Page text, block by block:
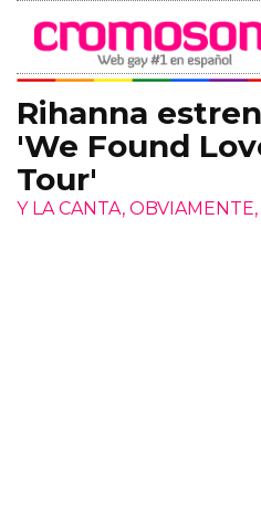
Rihanna
'We Found
Tour'
Y LA CANTA, OBVIAMENTE,